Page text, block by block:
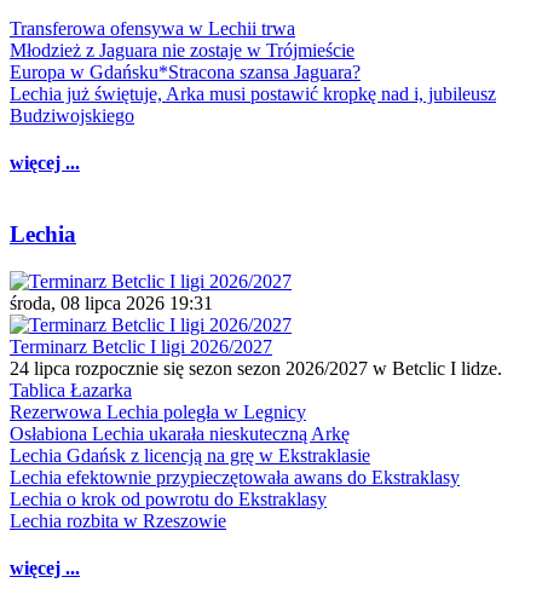
Transferowa ofensywa w Lechii trwa
Młodzież z Jaguara nie zostaje w Trójmieście
Europa w Gdańsku*Stracona szansa Jaguara?
Lechia już świętuje, Arka musi postawić kropkę nad i, jubileusz
Budziwojskiego
więcej ...
Lechia
środa, 08 lipca 2026 19:31
Terminarz Betclic I ligi 2026/2027
24 lipca rozpocznie się sezon sezon 2026/2027 w Betclic I lidze.
Tablica Łazarka
Rezerwowa Lechia poległa w Legnicy
Osłabiona Lechia ukarała nieskuteczną Arkę
Lechia Gdańsk z licencją na grę w Ekstraklasie
Lechia efektownie przypieczętowała awans do Ekstraklasy
Lechia o krok od powrotu do Ekstraklasy
Lechia rozbita w Rzeszowie
więcej ...